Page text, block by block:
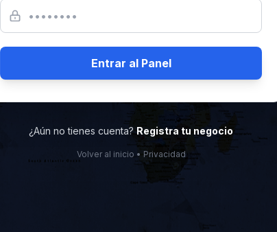
Entrar al Panel
¿Aún no tienes cuenta? Registra tu negocio
Volver al inicio • Privacidad